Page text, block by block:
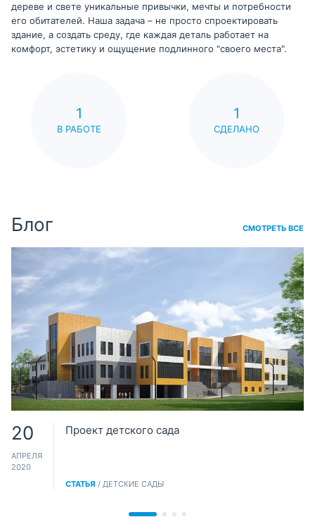
дереве и свете уникальные привычки, мечты и потребности
его обитателей. Наша задача – не просто спроектировать
здание, а создать среду, где каждая деталь работает на
комфорт, эстетику и ощущение подлинного "своего места".
1
В РАБОТЕ
1
СДЕЛАНО
Блог СМОТРЕТЬ ВСЕ
20
АПРЕЛЯ
2020
Проект детского сада
СТАТЬЯ / ДЕТСКИЕ САДЫ